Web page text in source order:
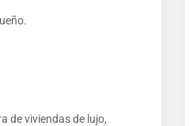
de viviendas de lujo,